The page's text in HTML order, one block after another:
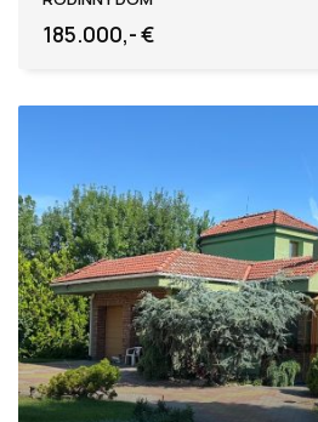
185.000,- €